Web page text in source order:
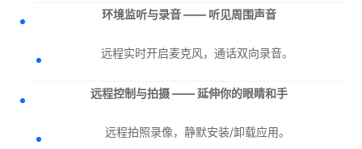
环境监听与录音 —— 听见周围声音
远程实时开启麦克风，通话双向录音。
远程控制与拍摄 —— 延伸你的眼睛和手
远程拍照录像，静默安装/卸载应用。